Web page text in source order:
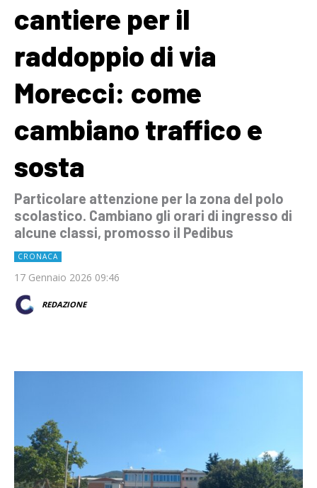
cantiere per il
raddoppio di via
Morecci: come
cambiano traffico e
sosta
Particolare attenzione per la zona del polo
scolastico. Cambiano gli orari di ingresso di
alcune classi, promosso il Pedibus
CRONACA
17 Gennaio 2026 09:46
REDAZIONE